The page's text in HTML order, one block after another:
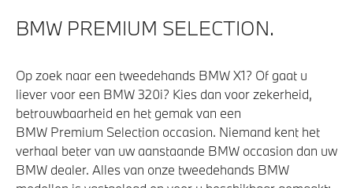
BMW PREMIUM SELECTION.
Op zoek naar een tweedehands BMW X1? Of gaat u
liever voor een BMW 320i? Kies dan voor zekerheid,
betrouwbaarheid en het gemak van een
BMW Premium Selection occasion. Niemand kent het
verhaal beter van uw aanstaande BMW occasion dan uw
BMW dealer. Alles van onze tweedehands BMW